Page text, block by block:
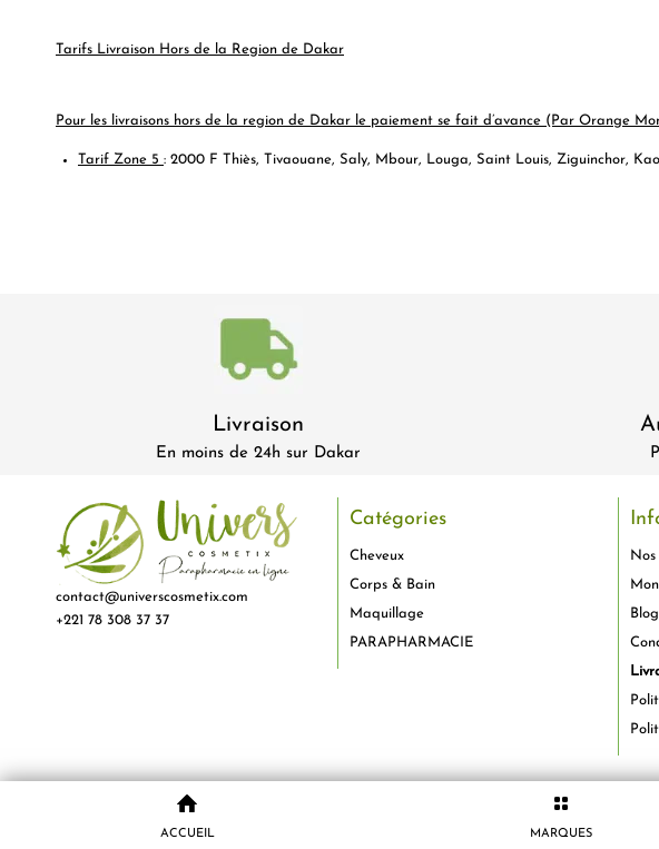
Tarifs Livraison Hors de la Region de Dakar
Pour les livraisons hors de la region de Dakar le paiement se fait d’avance (Par Orange
Tarif Zone 5 : 2000 F Thiès, Tivaouane, Saly, Mbour, Louga, Saint Louis, Ziguinchor,
ACCUEIL MARQUES
Livraison
En moins de 24h sur Dakar
contact@universcosmetix.com
+221 78 308 37 37
Catégories
Cheveux
Corps & Bain
Maquillage
PARAPHARMACIE
Blog